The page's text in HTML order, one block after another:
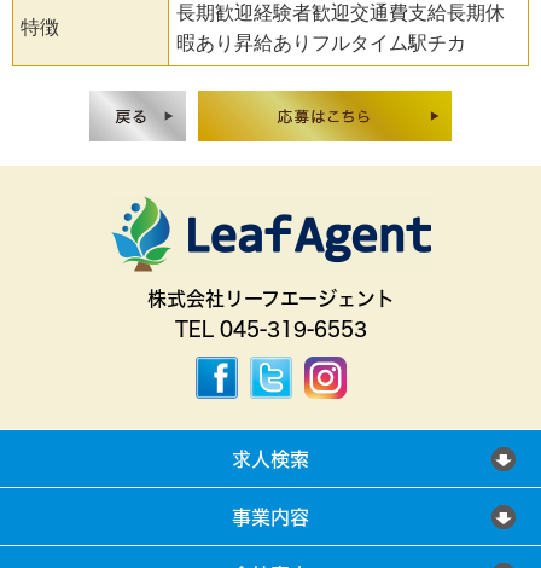
特徴
長期歓迎経験者歓迎交通費支給長期休
暇あり昇給ありフルタイム駅チカ
株式会社リーフエージェント
TEL 045-319-6553
求人検索
事業内容